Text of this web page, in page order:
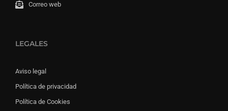
Correo web
LEGALES
Aviso legal
Política de privacidad
Política de Cookies